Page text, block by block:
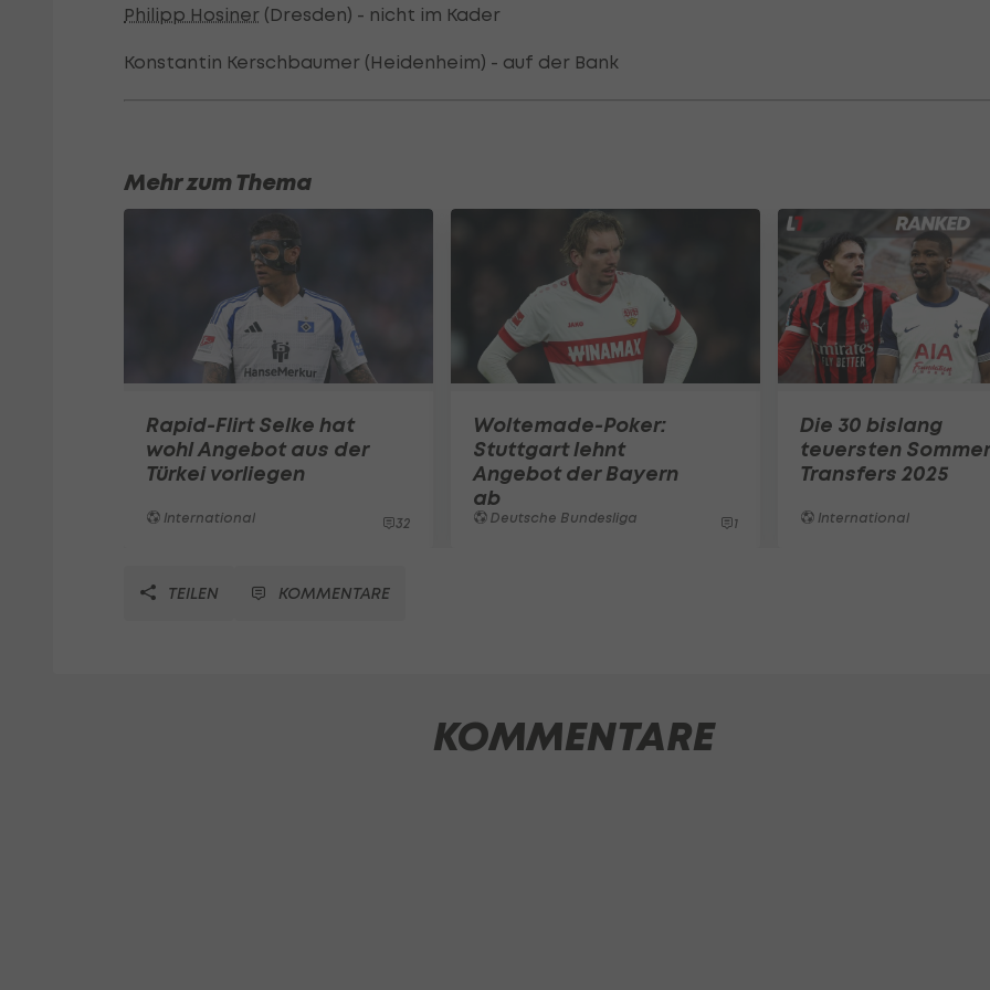
Philipp Hosiner (Dresden) - nicht im Kader
Konstantin Kerschbaumer (Heidenheim) - auf der Bank
Mehr zum Thema
Rapid-Flirt Selke hat
wohl Angebot aus der
Türkei vorliegen
International 32
Woltemade-Poker:
Stuttgart lehnt
Angebot der Bayern
ab
Deutsche Bundesliga 1
Die 30 bislang
teuersten
Transfers 2025
International
TEILEN KOMMENTARE
KOMMENTARE